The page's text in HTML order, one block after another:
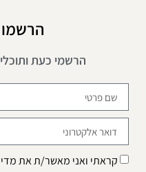
הרשמו
הרשמי כעת ותוכלי לזכות
קראתי ואני מאשר/ת את